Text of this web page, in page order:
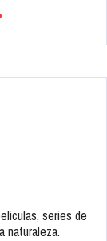
series de
naturaleza.